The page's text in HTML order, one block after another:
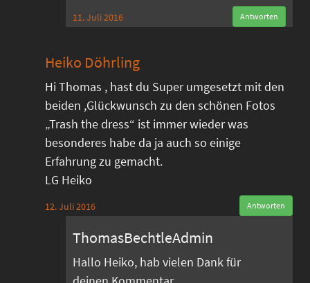
11. Juli 2016 Antworten
Heiko Döhrling
Hi Thomas , hast du Super umgesetzt mit den
beiden ,Glückwunsch zu den schönen Fotos
„Trash the dress“ ist immer wieder was
besonderes habe da ja auch so einige
Erfahrung zu gemacht.
LG Heiko
12. Juli 2016 Antworten
ThomasBechtleAdmin
Hallo Heiko, hab vielen Dank für